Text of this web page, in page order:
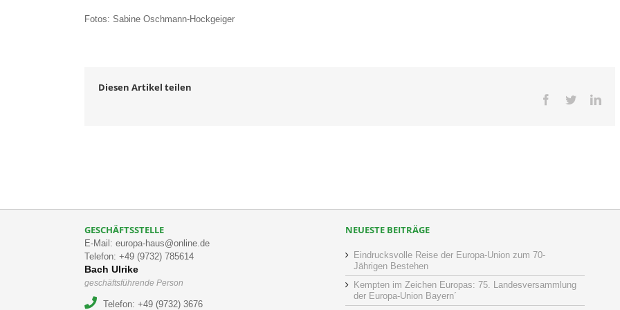
Fotos: Sabine Oschmann-Hockgeiger
Diesen Artikel teilen
Facebook
Twitter
GESCHÄFTSSTELLE
E-Mail: europa-haus@online.de
Telefon: +49 (9732) 785614
Bach Ulrike
geschäftsführende Person
Telefon: +49 (9732) 3676
NEUESTE BEITRÄGE
Eindrucksvolle Reise der Europa-Union zum 70-
Jährigen Bestehen
Kempten im Zeichen Europas: 75. Landesversammlung
der Europa-Union Bayern´